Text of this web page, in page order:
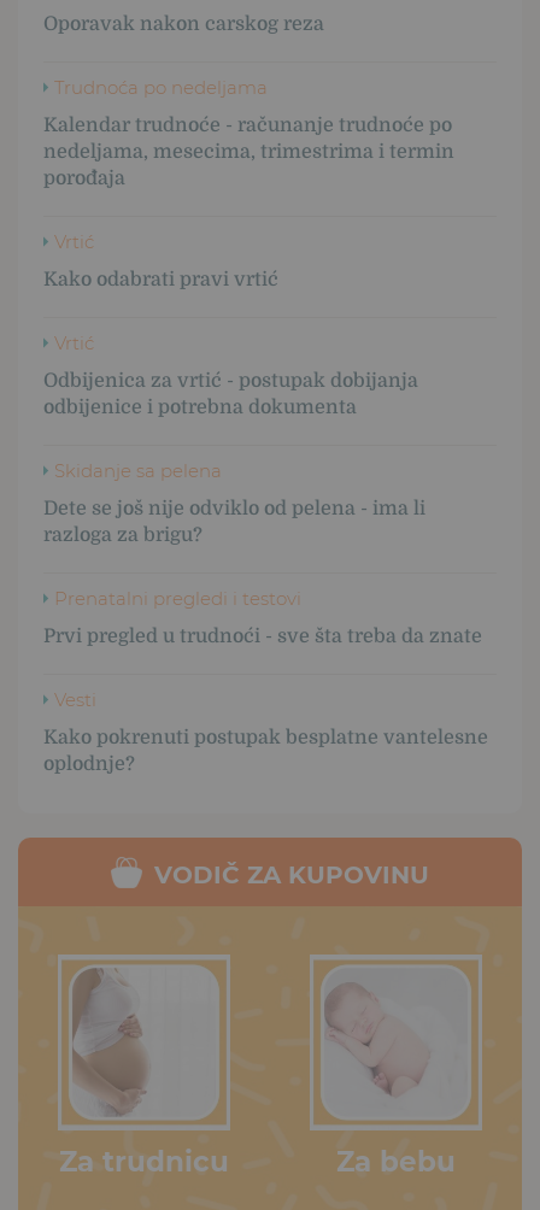
Oporavak nakon carskog reza
Trudnoća po nedeljama
Kalendar trudnoće - računanje trudnoće po
nedeljama, mesecima, trimestrima i termin
porođaja
Vrtić
Kako odabrati pravi vrtić
Vrtić
Odbijenica za vrtić - postupak dobijanja
odbijenice i potrebna dokumenta
Skidanje sa pelena
Dete se još nije odviklo od pelena - ima li
razloga za brigu?
Prenatalni pregledi i testovi
Prvi pregled u trudnoći - sve šta treba da znate
Vesti
Kako pokrenuti postupak besplatne vantelesne
oplodnje?
VODIČ ZA KUPOVINU
Za trudnicu Za bebu